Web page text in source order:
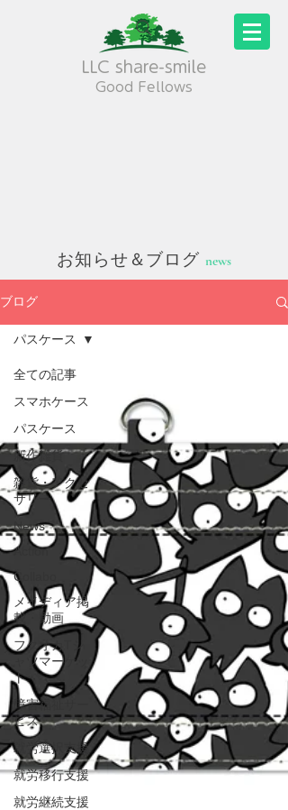
LLC share-smile
Good Fellows
お知らせ＆ブログ news
ブログ
全ての記事
スマホケース
パスケース
新作雑貨
雑貨・アクセ
サリー
News
Action
Collabo
メイディア掲
載・動画
フクオカTシ
ャツマーケッ
ト
障害福祉サー
ビス
就労選択支援
就労移行支援
就労継続支援
パスケース